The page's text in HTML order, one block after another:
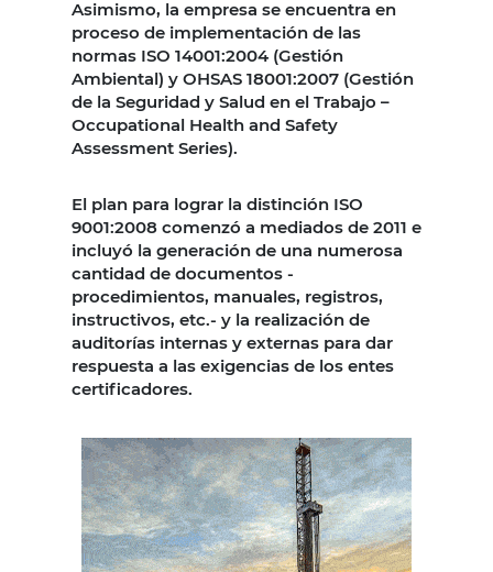
Asimismo, la empresa se encuentra en
proceso de implementación de las
normas ISO 14001:2004 (Gestión
Ambiental) y OHSAS 18001:2007 (Gestión
de la Seguridad y Salud en el Trabajo –
Occupational Health and Safety
Assessment Series).
El plan para lograr la distinción ISO
9001:2008 comenzó a mediados de 2011 e
incluyó la generación de una numerosa
cantidad de documentos -
procedimientos, manuales, registros,
instructivos, etc.- y la realización de
auditorías internas y externas para dar
respuesta a las exigencias de los entes
certificadores.